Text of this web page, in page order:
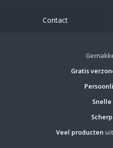
Contact
Gratis
Snelle
Veel producten